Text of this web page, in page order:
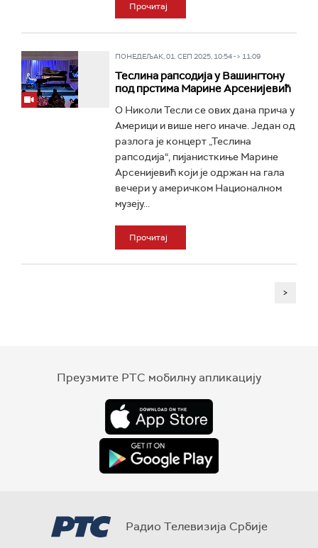
Прочитај
ПОНЕДЕЉАК, 01. СЕП 2025, 10:54 -> 11:09
Теслина рапсодија у Вашингтону
под прстима Марине Арсенијевић
О Николи Тесли се ових дана прича у
Америци и више него иначе. Један од
разлога је концерт „Теслина
рапсодија“, пијанисткиње Марине
Арсенијевић који је одржан на гала
вечери у америчком Националном
музеју...
Прочитај
>
Преузмите РТС мобилну апликацију
Радио Телевизија Србије